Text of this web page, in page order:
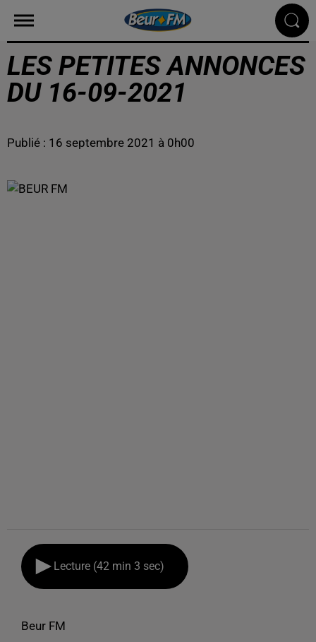
LES PETITES ANNONCES
DU 16-09-2021
Publié : 16 septembre 2021 à 0h00
Lecture (42 min 3 sec)
Beur FM